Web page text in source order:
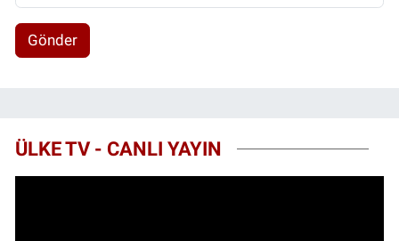
Gönder
ÜLKE TV - CANLI YAYIN